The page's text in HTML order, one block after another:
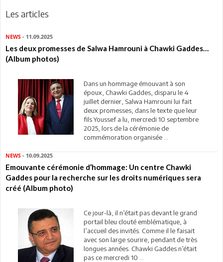
Les articles
NEWS - 11.09.2025
Les deux promesses de Salwa Hamrouni à Chawki Gaddes…
(Album photos)
Dans un hommage émouvant à son
époux, Chawki Gaddes, disparu le 4
juillet dernier, Salwa Hamrouni lui fait
deux promesses, dans le texte que leur
fils Youssef a lu, mercredi 10 septembre
2025, lors de la cérémonie de
commémoration organisée ...
NEWS - 10.09.2025
Emouvante cérémonie d’hommage: Un centre Chawki
Gaddes pour la recherche sur les droits numériques sera
créé (Album photo)
Ce jour-là, il n’était pas devant le grand
portail bleu clouté emblématique, à
l’accueil des invités. Comme il le faisait
avec son large sourire, pendant de très
longues années. Chawki Gaddes n’était
pas ce mercredi 10 ...